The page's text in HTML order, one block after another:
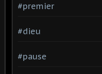
#premier
#dieu
#pause